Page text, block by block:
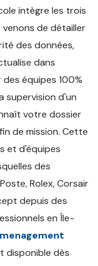
intègre les trois
de détailler
des données,
dans
équipes 100%
supervision d'un
votre dossier
de mission. Cette
et d'équipes
des
Rolex, Corsair
depuis des
en Île-
disponible dès